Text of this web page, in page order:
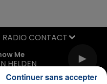
Me
HELDEN
RADIO CONTACT
Continuer sans accepter